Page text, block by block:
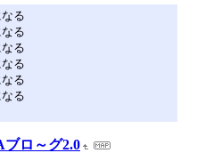
る
る
る
る
る
る
ロ～グ2.0